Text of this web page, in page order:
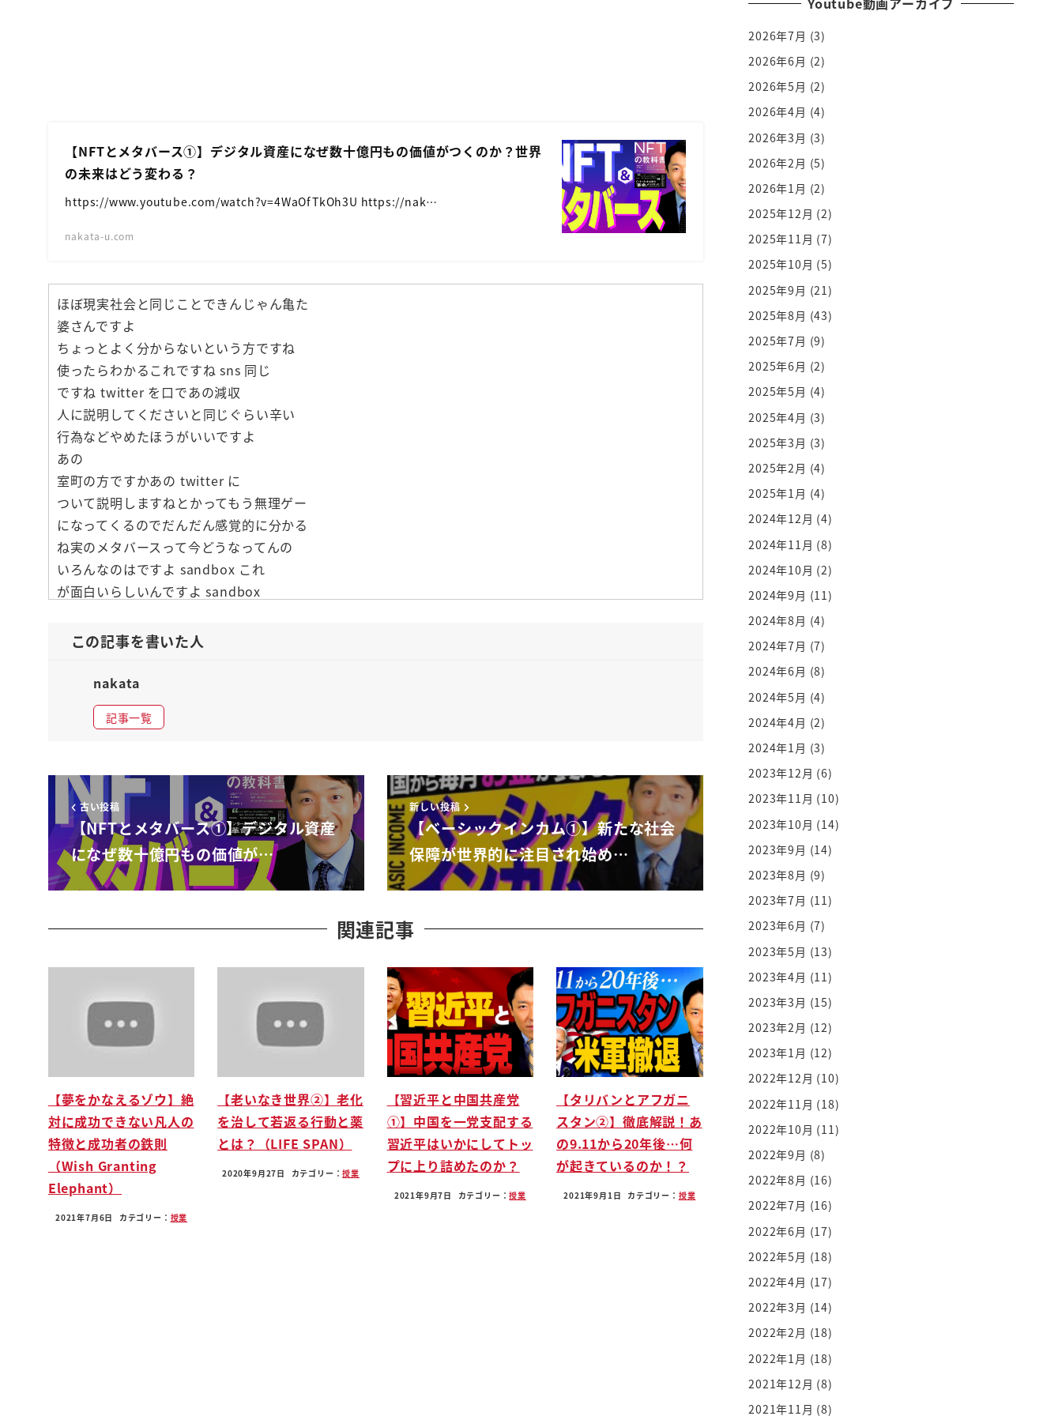
【NFTとメタバース①】デジタル資産になぜ数十億円もの価値がつくのか？世界
の未来はどう変わる？
https://www.youtube.com/watch?v=4WaOfTkOh3U https://nak…
nakata-u.com
ほぼ現実社会と同じことできんじゃん亀た
婆さんですよ
ちょっとよく分からないという方ですね
使ったらわかるこれですね sns 同じ
ですね twitter を口であの減収
人に説明してくださいと同じぐらい辛い
行為などやめたほうがいいですよ
あの
室町の方ですかあの twitter に
ついて説明しますねとかってもう無理ゲー
になってくるのでだんだん感覚的に分かる
ね実のメタバースって今どうなってんの
いろんなのはですよ sandbox これ
が面白いらしいんですよ sandbox
けど
choose があるわけですよ君肝がん
なこそ
てみたいな感じでそれぞれが何かモノを
つくって言ったでしょそうじゃなくて
マップ自体はヨット統一されてん
ここっていう世界があるわけ
だいう間の土地がその仮想世界にボンって
今見たらですねもうすでに大手企業とか
てんの
もうほとんど売り切れなのん
勝ってここにあのアイドルが買ってここに
あのゲーム会社が土地を買ってるんですか
どうなるか即そこでですね自由にそのだら
その3 d のものを組み立ててあの
ゲーム化できるんですよゲームの中で
ゲームを作れるんです栃尾
でそこに人が集まるでしょ何すること
この記事を書いた人
nakata
記事一覧
古い投稿
【NFTとメタバース①】デジタル資産
になぜ数十億円もの価値が…
新しい投稿
【ベーシックインカム①】新たな社会
保障が世界的に注目され始め…
関連記事
【夢をかなえるゾウ】絶
対に成功できない凡人の
特徴と成功者の鉄則
（Wish Granting
Elephant）
2021年7月6日 カテゴリー： 授業
【老いなき世界②】老化
を治して若返る行動と薬
とは？（LIFE SPAN）
2020年9月27日 カテゴリー：授業
【習近平と中国共産党
①】中国を一党支配する
習近平はいかにしてトッ
プに上り詰めたのか？
2021年9月7日 カテゴリー：授業
【タリバンとアフガニ
スタン②】徹底解説！あ
の9.11から20年後…何
が起きているのか！？
2021年9月1日 カテゴリー： 授業
2026年7月 (3)
2026年6月 (2)
2026年5月 (2)
2026年4月 (4)
2026年3月 (3)
2026年2月 (5)
2026年1月 (2)
2025年12月 (2)
2025年11月 (7)
2025年10月 (5)
2025年9月 (21)
2025年8月 (43)
2025年7月 (9)
2025年6月 (2)
2025年5月 (4)
2025年4月 (3)
2025年3月 (3)
2025年2月 (4)
2025年1月 (4)
2024年12月 (4)
2024年11月 (8)
2024年10月 (2)
2024年9月 (11)
2024年8月 (4)
2024年7月 (7)
2024年6月 (8)
2024年5月 (4)
2024年4月 (2)
2024年1月 (3)
2023年12月 (6)
2023年11月 (10)
2023年10月 (14)
2023年9月 (14)
2023年8月 (9)
2023年7月 (11)
2023年6月 (7)
2023年5月 (13)
2023年4月 (11)
2023年3月 (15)
2023年2月 (12)
2023年1月 (12)
2022年12月 (10)
2022年11月 (18)
2022年10月 (11)
2022年9月 (8)
2022年8月 (16)
2022年7月 (16)
2022年6月 (17)
2022年5月 (18)
2022年4月 (17)
2022年3月 (14)
2022年2月 (18)
2022年1月 (18)
2021年12月 (8)
2021年11月 (8)